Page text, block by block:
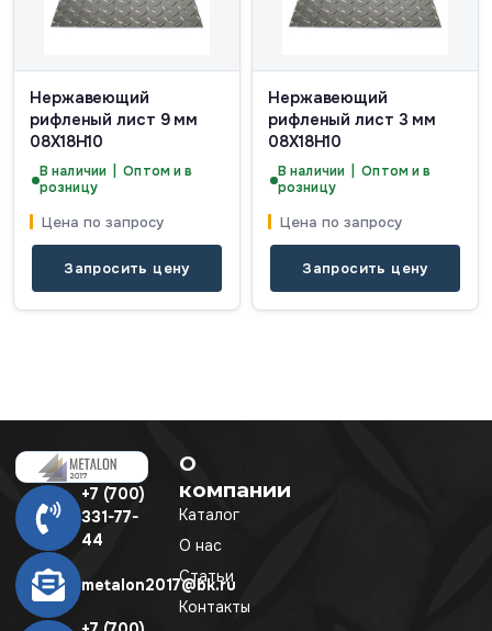
Нержавеющий
рифленый лист 9 мм
08Х18Н10
В наличии | Оптом и в
розницу
Цена по запросу
Запросить цену
Нержавеющий
рифленый лист 3 мм
08Х18Н10
В наличии | Оптом и в
розницу
Цена по запросу
Запросить цену
+7 (700)
331-77-
44
metalon2017@bk.ru
О
компании
Каталог
О нас
Статьи
Контакты